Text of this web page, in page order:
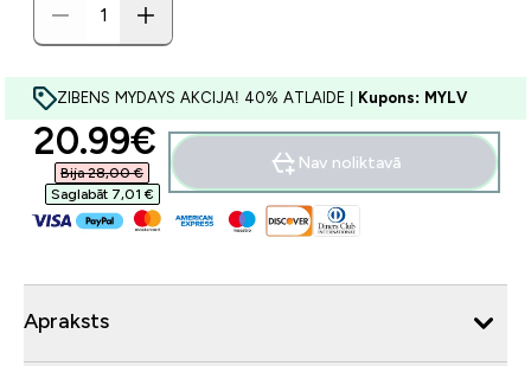
ZIBENS MYDAYS AKCIJA! 40% ATLAIDE | Kupons: MYLV
discounted price
20.99€‎
Bija 28,00 €‎
Saglabāt 7,01 €‎
Nav noliktavā
Apraksts